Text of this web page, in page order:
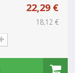
22,29 €
18,12 €